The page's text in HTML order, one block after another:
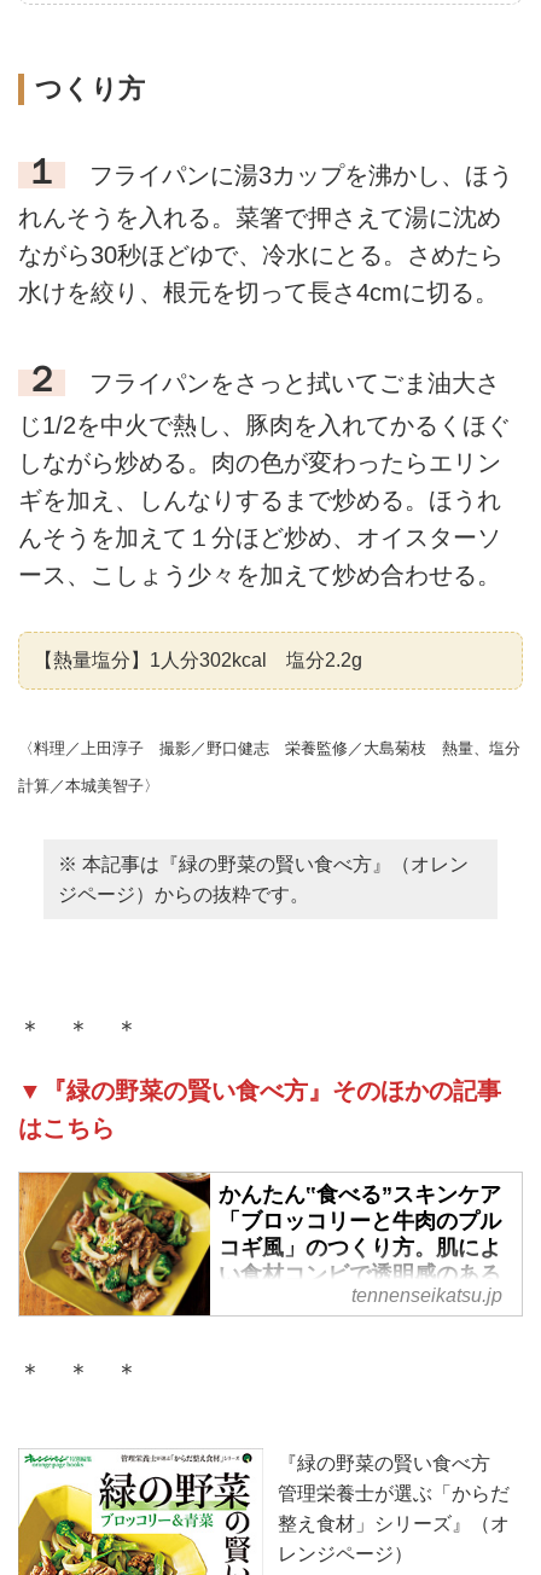
つくり方
１
フライパンに湯3カップを沸かし、ほう
れんそうを入れる。菜箸で押さえて湯に沈め
ながら30秒ほどゆで、冷水にとる。さめたら
水けを絞り、根元を切って長さ4cmに切る。
２
フライパンをさっと拭いてごま油大さ
じ1/2を中火で熱し、豚肉を入れてかるくほぐ
しながら炒める。肉の色が変わったらエリン
ギを加え、しんなりするまで炒める。ほうれ
んそうを加えて１分ほど炒め、オイスターソ
ース、こしょう少々を加えて炒め合わせる。
【熱量塩分】1人分302kcal 塩分2.2g
〈料理／上田淳子 撮影／野口健志 栄養監修／大島菊枝 熱量、塩分
計算／本城美智子〉
※ 本記事は『緑の野菜の賢い食べ方』（オレン
ジページ）からの抜粋です。
＊ ＊ ＊
▼『緑の野菜の賢い食べ方』そのほかの記事
はこちら
かんたん‟食べる”スキンケア
「ブロッコリーと牛肉のプル
コギ風」のつくり方。肌によ
い食材コンビで透明感のある
素肌へ｜緑の野菜の賢い食べ
シリーズ『緑の野菜の賢い食べ
方』（オレンジページ）より、美
しい肌をつくる「ブロッコリーと
牛肉のプルコギ風」のつくり方を
ご紹介します。ブロッコリーと牛
tennenseikatsu.jp
＊ ＊ ＊
『緑の野菜の賢い食べ方
管理栄養士が選ぶ「からだ
整え食材」シリーズ』（オ
レンジページ）